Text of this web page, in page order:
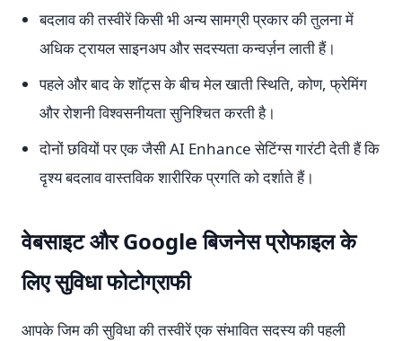
बदलाव की तस्वीरें किसी भी अन्य सामग्री प्रकार की तुलना में
अधिक ट्रायल साइनअप और सदस्यता कन्वर्ज़न लाती हैं।
पहले और बाद के शॉट्स के बीच मेल खाती स्थिति, कोण, फ्रेमिंग
और रोशनी विश्वसनीयता सुनिश्चित करती है।
दोनों छवियों पर एक जैसी AI Enhance सेटिंग्स गारंटी देती हैं कि
दृश्य बदलाव वास्तविक शारीरिक प्रगति को दर्शाते हैं।
वेबसाइट और Google बिजनेस प्रोफाइल के
लिए सुविधा फोटोग्राफी
आपके जिम की सुविधा की तस्वीरें एक संभावित सदस्य की पहली